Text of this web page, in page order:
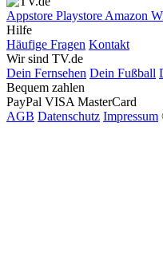
Appstore Playstore Amazon
Hilfe
Häufige Fragen Kontakt
Wir sind TV.de
Dein Fernsehen Dein Fußball
Bequem zahlen
PayPal VISA MasterCard
AGB Datenschutz Impressum